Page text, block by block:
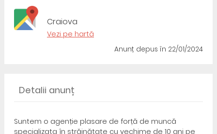
Craiova
Vezi pe hartă
Anunț depusîn 22/01/2024
Detalii anunț
Suntem o agenție plasare de forță de muncă
specializata în străinătate cu vechime de 10 ani pe